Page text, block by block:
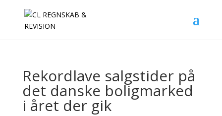
Rekordlave salgstider på
det danske boligmarked
i året der gik